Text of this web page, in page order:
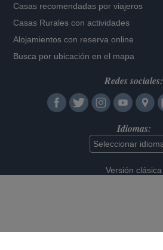
Casas recomendadas por viajeros
Casas Rurales con actividades
Alojamientos con reserva online
Busca por ubicación en el mapa
Redes sociales:
Idiomas:
Versión clásica